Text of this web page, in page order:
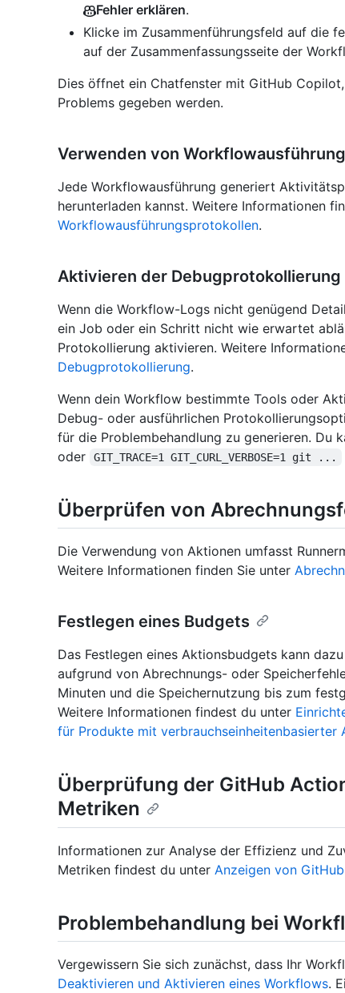
Fehler erklären.
Klicke im Zusammenführungsfeld auf die
auf der Zusammenfassungsseite der
Dies öffnet ein Chatfenster mit GitHub
Problems gegeben werden.
Verwenden von
Jede Workflowausführung generiert
herunterladen kannst. Weitere Informationen
Workflowausführungsprotokollen.
Aktivieren der Debugprotokollierung
Wenn die Workflow-Logs nicht genügend
ein Job oder ein Schritt nicht wie erwartet
Protokollierung aktivieren. Weitere
Debugprotokollierung.
Wenn dein Workflow bestimmte Tools oder
Debug- oder ausführlichen
für die Problembehandlung zu generieren. Du
oder
GIT_TRACE=1 GIT_CURL_VERBOSE=1 git ...
Überprüfen von
Die Verwendung von Aktionen umfasst
Weitere Informationen finden Sie unter
Festlegen eines Budgets
Das Festlegen eines Aktionsbudgets kann
aufgrund von Abrechnungs- oder
Minuten und die Speichernutzung bis zum
Weitere Informationen findest du unter
für Produkte mit verbrauchseinheitenbasierter
Überprüfung der GitHub
Metriken
Informationen zur Analyse der Effizienz und
Metriken findest du unter Anzeigen von
Problembehandlung bei
Vergewissern Sie sich zunächst, dass Ihr
Deaktivieren und Aktivieren eines Workflows.